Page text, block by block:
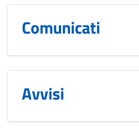
Comunicati
Avvisi